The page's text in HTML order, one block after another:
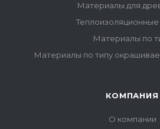
Материалы для
Теплоизоляционные
Материалы по
Материалы по типу
КОМПАНИЯ
О компании